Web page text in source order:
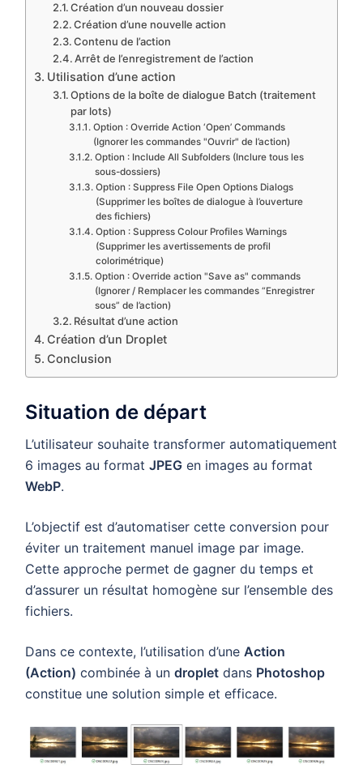
Création d’un nouveau dossier
Création d’une nouvelle action
Contenu de l’action
Arrêt de l’enregistrement de l’action
Utilisation d’une action
Options de la boîte de dialogue Batch (traitement
par lots)
Option : Override Action ‘Open’ Commands
(Ignorer les commandes "Ouvrir" de l’action)
Option : Include All Subfolders (Inclure tous les
sous-dossiers)
Option : Suppress File Open Options Dialogs
(Supprimer les boîtes de dialogue à l’ouverture
des fichiers)
Option : Suppress Colour Profiles Warnings
(Supprimer les avertissements de profil
colorimétrique)
Option : Override action "Save as" commands
(Ignorer / Remplacer les commandes “Enregistrer
sous” de l’action)
Résultat d’une action
Création d’un Droplet
Conclusion
Situation de départ
L’utilisateur souhaite transformer automatiquement
6 images au format JPEG en images au format
WebP.
L’objectif est d’automatiser cette conversion pour
éviter un traitement manuel image par image.
Cette approche permet de gagner du temps et
d’assurer un résultat homogène sur l’ensemble des
fichiers.
Dans ce contexte, l’utilisation d’une Action
(Action) combinée à un droplet dans Photoshop
constitue une solution simple et efficace.